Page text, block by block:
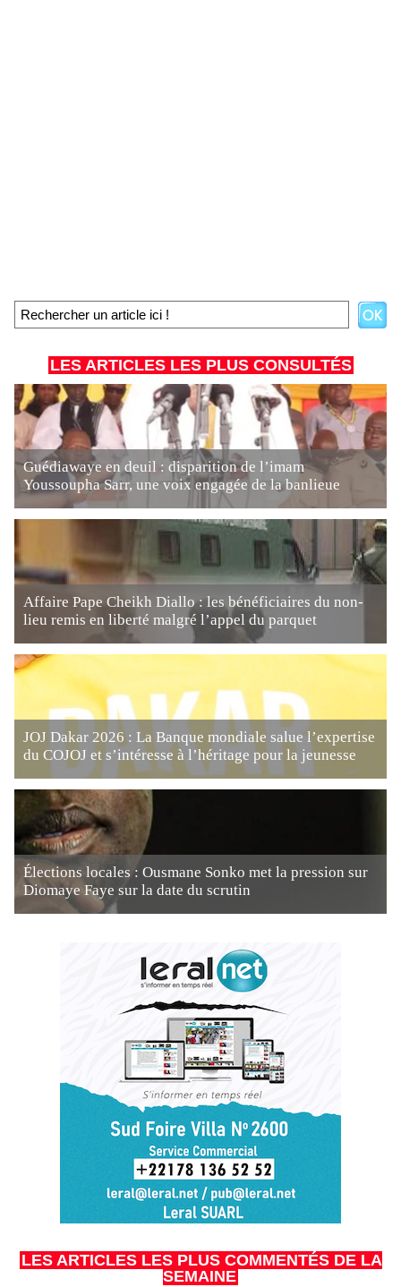
LES ARTICLES LES PLUS CONSULTÉS
Guédiawaye en deuil : disparition de l’imam
Youssoupha Sarr, une voix engagée de la banlieue
Affaire Pape Cheikh Diallo : les bénéficiaires du non-
lieu remis en liberté malgré l’appel du parquet
JOJ Dakar 2026 : La Banque mondiale salue l’expertise
du COJOJ et s’intéresse à l’héritage pour la jeunesse
Élections locales : Ousmane Sonko met la pression sur
Diomaye Faye sur la date du scrutin
LES ARTICLES LES PLUS COMMENTÉS DE LA
SEMAINE